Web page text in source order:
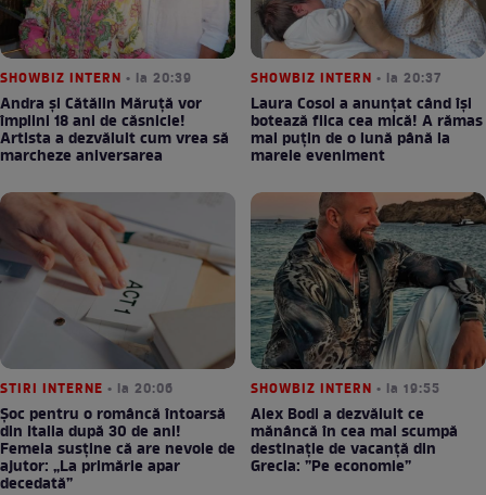
SHOWBIZ INTERN • la 20:39
Andra și Cătălin Măruță vor
împlini 18 ani de căsnicie!
Artista a dezvăluit cum vrea să
marcheze aniversarea
SHOWBIZ INTERN • la 20:37
Laura Cosoi a anunțat când își
botează fiica cea mică! A rămas
mai puțin de o lună până la
marele eveniment
STIRI INTERNE • la 20:06
Șoc pentru o româncă întoarsă
din Italia după 30 de ani!
Femeia susține că are nevoie de
ajutor: „La primărie apar
decedată”
SHOWBIZ INTERN • la 19:55
Alex Bodi a dezvăluit ce
mănâncă în cea mai scumpă
destinație de vacanță din
Grecia: ”Pe economie”